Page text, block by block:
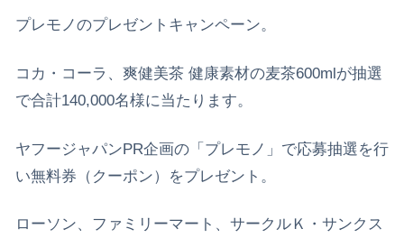
プレモノのプレゼントキャンペーン。
コカ・コーラ、爽健美茶 健康素材の麦茶600mlが抽選
で合計140,000名様に当たります。
ヤフージャパンPR企画の「プレモノ」で応募抽選を行
い無料券（クーポン）をプレゼント。
ローソン、ファミリーマート、サークルＫ・サンクス